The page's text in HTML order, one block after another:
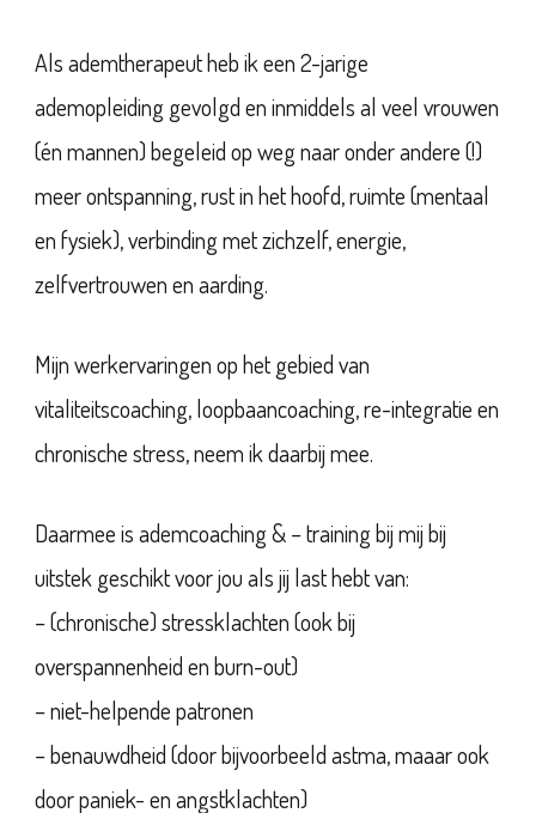
Als ademtherapeut heb ik een 2-jarige
ademopleiding gevolgd en inmiddels al veel vrouwen
(én mannen) begeleid op weg naar onder andere (!)
meer ontspanning, rust in het hoofd, ruimte (mentaal
en fysiek), verbinding met zichzelf, energie,
zelfvertrouwen en aarding.
Mijn werkervaringen op het gebied van
vitaliteitscoaching, loopbaancoaching, re-integratie en
chronische stress, neem ik daarbij mee.
Daarmee is ademcoaching & – training bij mij bij
uitstek geschikt voor jou als jij last hebt van:
– (chronische) stressklachten (ook bij
overspannenheid en burn-out)
– niet-helpende patronen
– benauwdheid (door bijvoorbeeld astma, maaar ook
door paniek- en angstklachten)